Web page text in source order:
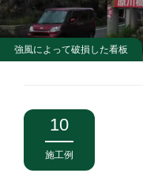
強風によって破損した看板
10
施工例